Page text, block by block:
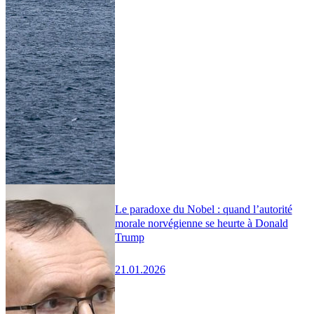
Le paradoxe du Nobel : quand l’autorité
morale norvégienne se heurte à Donald
Trump
21.01.2026